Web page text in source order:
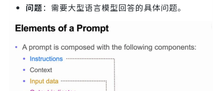
问题：需要大型语言模型回答的具体问题。